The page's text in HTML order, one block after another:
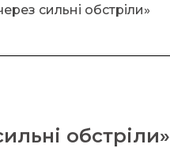
обстріли»
сильні обстріли»